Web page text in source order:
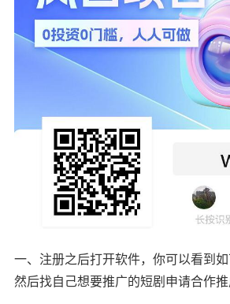
一、注册之后打开软件，你可以看到如
然后找自己想要推广的短剧申请合作推